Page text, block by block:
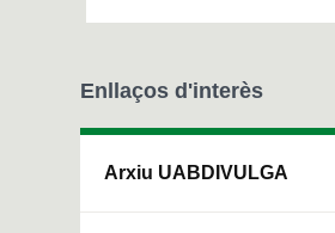
Enllaços d'interès
Arxiu UABDIVULGA